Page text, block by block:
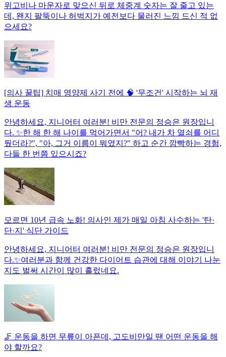
위고비나 마운자로 맞으신 뒤로 체중계 숫자는 잘 줄고 있는
데, 왠지 팔뚝이나 허벅지가 예전보다 물러진 느낌 드신 적 없
으세요?
[의사 꿀팁] 치매 영양제 사기 전에 🧠 '무조건' 시작하는 뇌 재
생 운동
안녕하세요, 지니어터 여러분! 비만 전문의 정승은 원장입니
다. ✨한 해 한 해 나이를 먹어가면서 "어? 내가 차 열쇠를 어디
뒀더라?", "아, 그거 이름이 뭐였지?" 하고 순간 깜빡하는 경험,
다들 한 번쯤 있으시죠?
모르면 10년 급속 노화! 의사인 제가 매일 아침 사수하는 '탄·
단·지' 식단 가이드
안녕하세요, 지니어터 여러분! 비만 전문의 정승은 원장입니
다.✨여러분과 함께 건강한 다이어트 습관에 대해 이야기 나눈
지도 벌써 시간이 많이 흘렀네요.
🦵 운동을 하면 무릎이 아픈데, 고도비만일 땐 어떤 운동을 해
야 할까요?